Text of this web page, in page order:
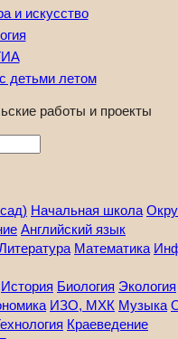
и искусство
детьми летом
работы и проекты
Начальная школа
Английский язык
Математика
История Биология Экология
ИЗО, МХК Музыка
Краеведение